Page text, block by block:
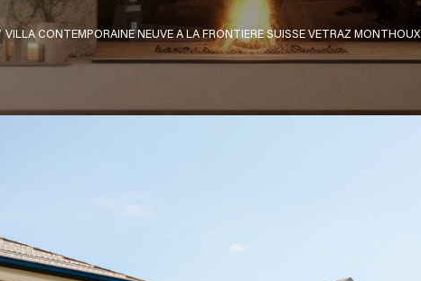
VILLA CONTEMPORAINE NEUVE A LA FRONTIERE SUISSE VETRAZ MONTHOUX